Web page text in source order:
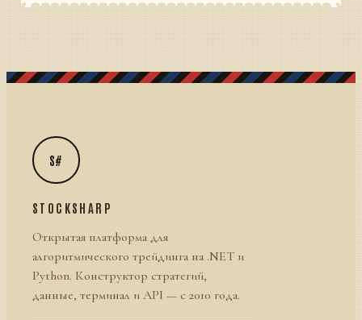
S#
STOCKSHARP
Открытая платформа для
алгоритмического трейдинга на .NET и
Python. Конструктор стратегий,
данные, терминал и API — с 2010 года.